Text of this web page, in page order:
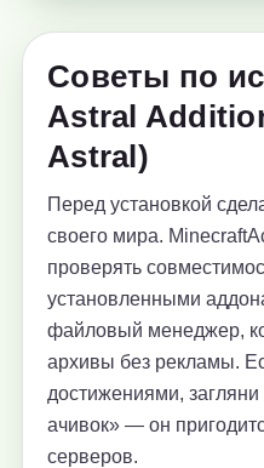
Советы по
Astral
Astral)
Перед установкой
своего мира.
проверять
установленными
файловый менеджер,
архивы без рекламы.
достижениями,
ачивок» — он
серверов.